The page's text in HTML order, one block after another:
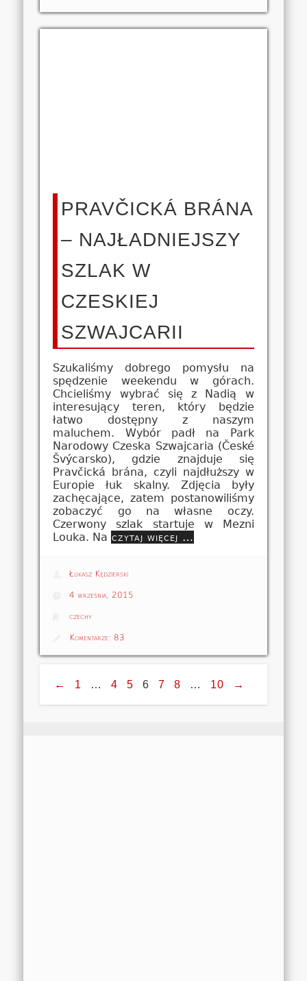
PRAVČICKÁ BRÁNA
– NAJŁADNIEJSZY
SZLAK W
CZESKIEJ
SZWAJCARII
Szukaliśmy dobrego pomysłu na
spędzenie weekendu w górach.
Chcieliśmy wybrać się z Nadią w
interesujący teren, który będzie
łatwo dostępny z naszym
maluchem. Wybór padł na Park
Narodowy Czeska Szwajcaria (České
Švýcarsko), gdzie znajduje się
Pravčická brána, czyli najdłuższy w
Europie łuk skalny. Zdjęcia były
zachęcające, zatem postanowiliśmy
zobaczyć go na własne oczy.
Czerwony szlak startuje w Mezni
Louka. Na czytaj więcej …
Łukasz Kędzierski
4 września, 2015
czechy
Komentarze: 83
← 1 … 4 5 6 7 8 … 10 →